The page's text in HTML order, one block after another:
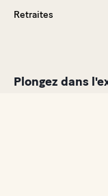
Retraites
Plongez dans